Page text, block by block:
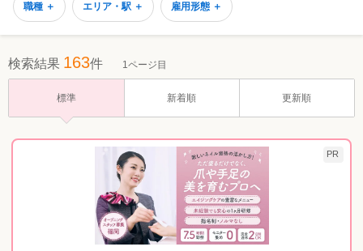
職種 ＋ エリア・駅 ＋ 雇用形態 ＋
検索結果 163件 1ページ目
標準 新着順 更新順
PR